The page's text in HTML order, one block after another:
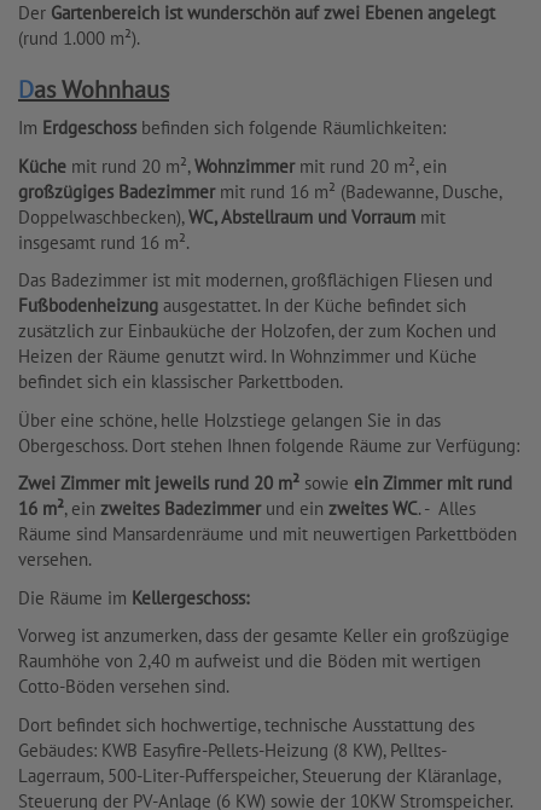
Der Gartenbereich ist wunderschön auf zwei Ebenen angelegt
(rund 1.000 m²).
Das Wohnhaus
Im Erdgeschoss befinden sich folgende Räumlichkeiten:
Küche mit rund 20 m²,Wohnzimmermit rund 20 m², ein
großzügiges Badezimmermit rund 16 m² (Badewanne, Dusche,
Doppelwaschbecken),WC, Abstellraum und Vorraum mit
insgesamt rund 16 m².
Das Badezimmer ist mit modernen, großflächigen Fliesen und
Fußbodenheizung ausgestattet. In der Küche befindet sich
zusätzlich zur Einbauküche der Holzofen, der zum Kochen und
Heizen der Räume genutzt wird. In Wohnzimmer und Küche
befindet sich ein klassischer Parkettboden.
Über eine schöne, helle Holzstiege gelangen Sie in das
Obergeschoss. Dort stehen Ihnen folgende Räume zur Verfügung:
Zwei Zimmer mit jeweils rund 20 m² sowie ein Zimmer mit rund
16 m², ein zweites Badezimmerund ein zweites WC. - Alles
Räume sind Mansardenräume und mit neuwertigen Parkettböden
versehen.
Die Räume im Kellergeschoss:
Vorweg ist anzumerken, dass der gesamte Keller ein großzügige
Raumhöhe von 2,40 m aufweist und die Böden mit wertigen
Cotto-Böden versehen sind.
Dort befindet sich hochwertige, technische Ausstattung des
Gebäudes: KWB Easyfire-Pellets-Heizung (8 KW), Pelltes-
Lagerraum, 500-Liter-Pufferspeicher, Steuerung der Kläranlage,
Steuerung der PV-Anlage (6 KW) sowie der 10KW Stromspeicher.